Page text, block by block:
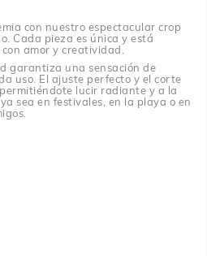
con nuestro espectacular crop
Cada pieza es única y está
amor y creatividad.
garantiza una sensación de
uso. El ajuste perfecto y el corte
lucir radiante y a la
sea en festivales, en la playa o en